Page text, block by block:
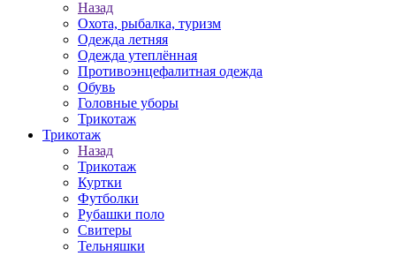
Назад
Охота, рыбалка, туризм
Одежда летняя
Одежда утеплённая
Противоэнцефалитная одежда
Обувь
Головные уборы
Трикотаж
Трикотаж
Назад
Трикотаж
Куртки
Футболки
Рубашки поло
Свитеры
Тельняшки